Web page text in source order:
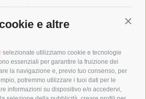
e altre
selezionate utilizziamo cookie e tecnologie
essenziali per garantire la fruizione dei
la navigazione e, previo tuo consenso, per
potremmo utilizzare i tuoi dati per le
informazioni su dispositivo e/o accedervi,
SPEDIZIONI
COSTI DI SPEDIZIONE
POLITICA DI RESO
POLICY